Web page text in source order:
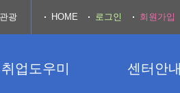
취업도우미 센터안내
광 HOME 로그인 회원가입